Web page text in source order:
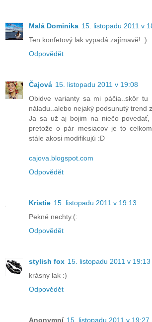
Malá Dominika 15. listopadu 2011 v
Ten konfetový lak vypadá zajímavě! :)
Odpovědět
Čajová 15. listopadu 2011 v 19:08
Obidve varianty sa mi páčia..skôr tu
náladu..alebo nejaký podsunutý trend
Ja sa už aj bojim na niečo povedať,
pretože o pár mesiacov je to
stále akosi modifikujú :D
cajova.blogspot.com
Odpovědět
Kristie 15. listopadu 2011 v 19:13
Pekné nechty.(:
Odpovědět
stylish fox 15. listopadu 2011 v 19:13
krásny lak :)
Odpovědět
Anonymní 15. listopadu 2011 v 19:27